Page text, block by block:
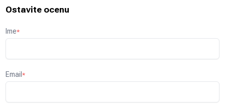
Ostavite ocenu
Ime*
Email*